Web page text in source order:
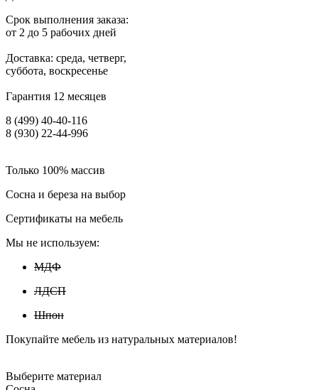
Срок выполнения заказа:
от 2 до 5 рабочих дней
Доставка: среда, четверг,
суббота, воскресенье
Гарантия 12 месяцев
8 (499) 40-40-116
8 (930) 22-44-996
Только 100% массив
Сосна и береза на выбор
Сертификаты на мебель
Мы не используем:
МДФ
ЛДСП
Шпон
Покупайте мебель из натуральных материалов!
Выберите материал